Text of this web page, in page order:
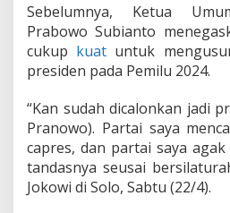
Sebelumnya, Ketua
Prabowo Subianto
cukup kuat untuk
presiden pada Pemilu 2024.
“Kan sudah dicalonkan jadi
Pranowo). Partai saya
capres, dan partai saya
tandasnya seusai
Jokowi di Solo, Sabtu (22/4).